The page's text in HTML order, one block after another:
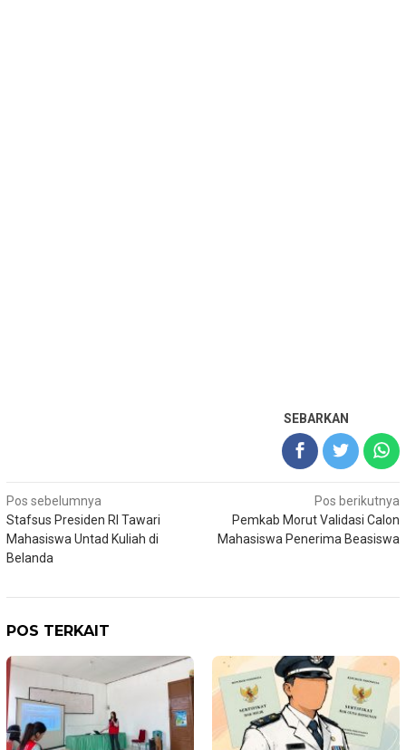
SEBARKAN
Navigasi
pos
Pos sebelumnya
Stafsus Presiden RI Tawari
Mahasiswa Untad Kuliah di
Belanda
Pos berikutnya
Pemkab Morut Validasi Calon
Mahasiswa Penerima Beasiswa
POS TERKAIT